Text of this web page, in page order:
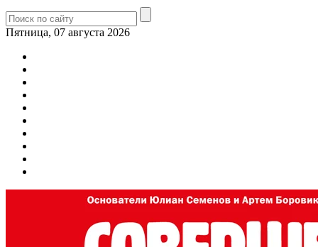
Пятница, 07 августа 2026